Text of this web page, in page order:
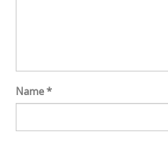
Name*